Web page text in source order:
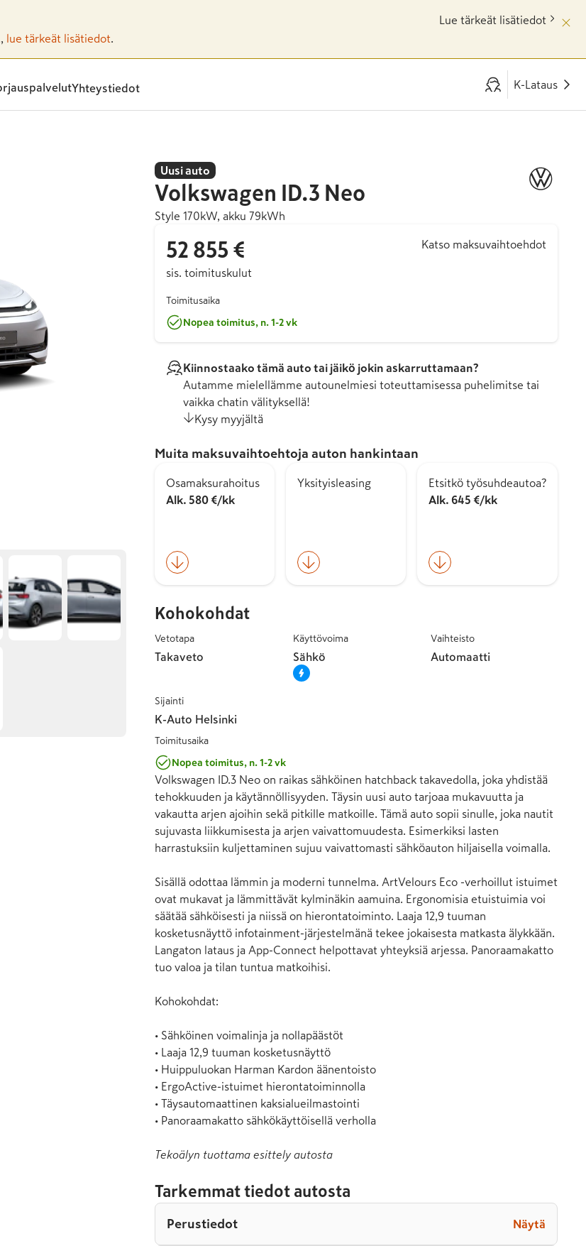
lue tärkeät lisätiedot
Lue tärkeät lisätiedot
Yhteystiedot K-Lataus
Uusi auto
Volkswagen ID.3 Neo
Style 170kW, akku 79kWh
52 855 €
sis. toimituskulut
Katso maksuvaihtoehdot
Toimitusaika
Nopea toimitus, n. 1-2 vk
Kiinnostaako tämä auto tai jäikö jokin askarruttamaan?
Autamme mielellämme autounelmiesi toteuttamisessa puhelimitse tai
vaikka chatin välityksellä!
Kysy myyjältä
Muita maksuvaihtoehtoja auton hankintaan
Osamaksurahoitus
Alk. 580 €/kk
Yksityisleasing
Etsitkö työsuhdeautoa?
Alk. 645 €/kk
Kohokohdat
Vetotapa
Takaveto
Käyttövoima
Sähkö
Vaihteisto
Automaatti
Sijainti
K-Auto Helsinki
Toimitusaika
Nopea toimitus, n. 1-2 vk
Volkswagen ID.3 Neo on raikas sähköinen hatchback takavedolla, joka yhdistää
tehokkuuden ja käytännöllisyyden. Täysin uusi auto tarjoaa mukavuutta ja
vakautta arjen ajoihin sekä pitkille matkoille. Tämä auto sopii sinulle, joka nautit
sujuvasta liikkumisesta ja arjen vaivattomuudesta. Esimerkiksi lasten
harrastuksiin kuljettaminen sujuu vaivattomasti sähköauton hiljaisella voimalla.
Sisällä odottaa lämmin ja moderni tunnelma. ArtVelours Eco -verhoillut istuimet
ovat mukavat ja lämmittävät kylminäkin aamuina. Ergonomisia etuistuimia voi
säätää sähköisesti ja niissä on hierontatoiminto. Laaja 12,9 tuuman
kosketusnäyttö infotainment-järjestelmänä tekee jokaisesta matkasta älykkään.
Langaton lataus ja App-Connect helpottavat yhteyksiä arjessa. Panoraamakatto
tuo valoa ja tilan tuntua matkoihisi.
Kohokohdat:
• Sähköinen voimalinja ja nollapäästöt
• Laaja 12,9 tuuman kosketusnäyttö
• Huippuluokan Harman Kardon äänentoisto
• ErgoActive-istuimet hierontatoiminnolla
• Täysautomaattinen kaksialueilmastointi
• Panoraamakatto sähkökäyttöisellä verholla
Tekoälyn tuottama esittely autosta
Tarkemmat tiedot autosta
Perustiedot Näytä